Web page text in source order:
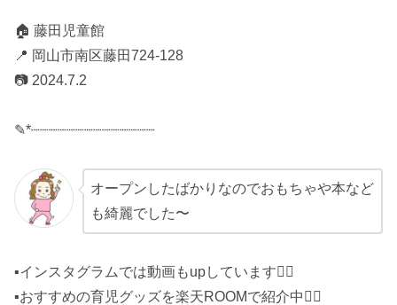
🏠 藤田児童館
📍 岡山市南区藤田724-128
📷 2024.7.2
✎*┈┈┈┈┈┈┈┈┈┈┈┈┈┈
オープンしたばかりなのでおもちゃや本など
も綺麗でした〜
▪インスタグラムでは動画もupしています♡⃛
▪おすすめの育児グッズを楽天ROOMで紹介中♡⃛